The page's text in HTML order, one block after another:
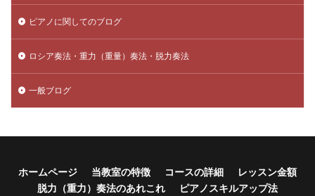
ピアノに関してのブログ
ロシア奏法・重力（重量）奏法・脱力奏法
一般ブログ
ホームページ 当教室の特徴 コースの詳細
レッスン金額
脱力（重力）奏法のあれこれ
ピアノスキルアップ法